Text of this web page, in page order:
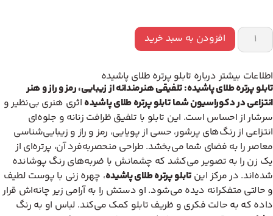
افزودن به سبد خرید
اطلاعات بیشتر درباره تابلو پرتره طلای پاشیده
تابلو پرتره طلای پاشیده: تلفیقی هنرمندانه از زیبایی، رمز و راز و هنر
انتزاعی در دکوراسیون شماتابلو پرتره طلای پاشیده اثری هنری بی‌نظیر و
سرشار از احساس است. این تابلو با تلفیق ظرافت زنانه و جلوه‌ای
انتزاعی از رنگ‌های پرشور، حسی از پویایی، رمز و راز و زیبایی‌شناسی
معاصر را به فضای شما می‌بخشد. طراحی منحصربه‌فرد آن، پرتره‌ای از
یک زن را به تصویر می‌کشد که چشمانش با ضربه‌های رنگ پوشانده
شده‌اند. در مرکز این تابلو پرتره طلای پاشیده، چهره زنی با پوست لطیف
و حالتی متفکرانه دیده می‌شود. او دستش را به آرامی زیر چانه‌اش قرار
داده که به حالت فکری و ظریف تابلو کمک می‌کند. لباس او به رنگ